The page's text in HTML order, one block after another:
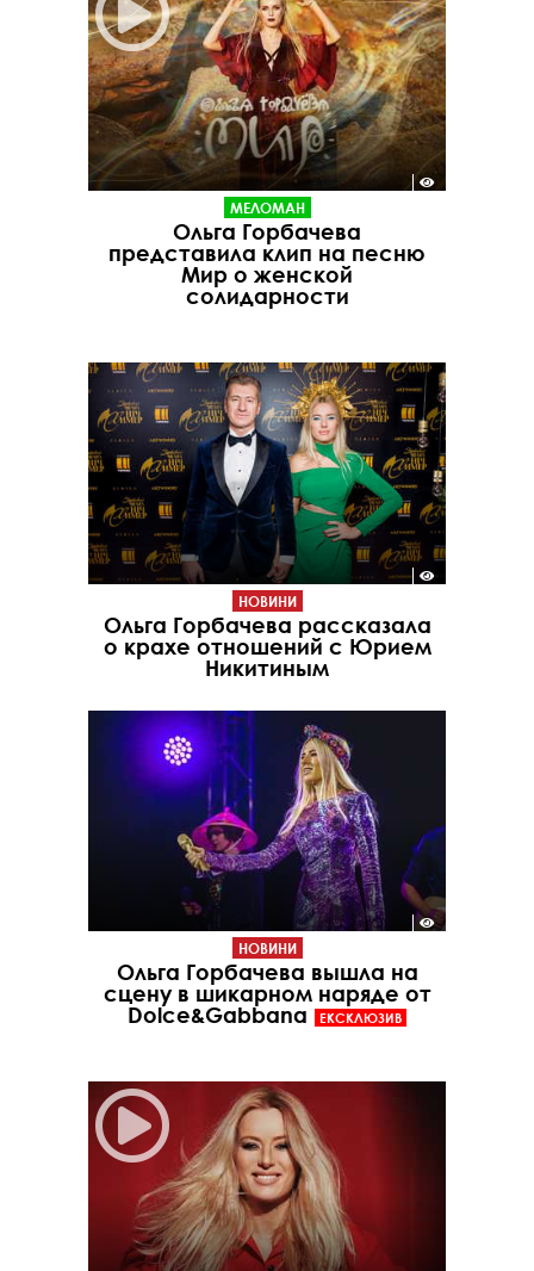
МЕЛОМАН
Ольга Горбачева
представила клип на песню
Мир о женской
солидарности
НОВИНИ
Ольга Горбачева рассказала
о крахе отношений с Юрием
Никитиным
НОВИНИ
Ольга Горбачева вышла на
сцену в шикарном наряде от
Dolce&Gabbana
ЕКСКЛЮЗИВ